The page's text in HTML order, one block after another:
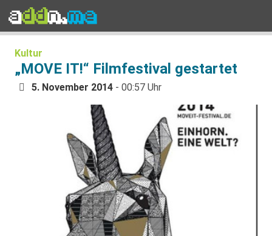
Kultur
„MOVE IT!“ Filmfestival gestartet
5. November 2014 - 00:57 Uhr